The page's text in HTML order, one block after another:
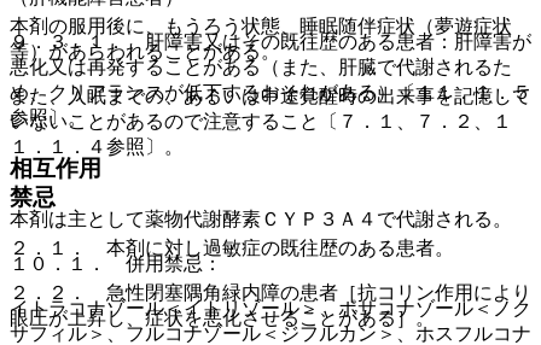
９．３．１． 肝障害又はその既往歴のある患者：肝障害が
悪化又は再発することがある（また、肝臓で代謝されるた
め、クリアランスが低下するおそれがある）〔１１．１．５
参照〕。
相互作用
本剤は主として薬物代謝酵素ＣＹＰ３Ａ４で代謝される。
１０．１． 併用禁忌：
イトラコナゾール＜イトリゾール＞、ポサコナゾール＜ノク
サフィル＞、フルコナゾール＜ジフルカン＞、ホスフルコナ
本剤の服用後に、もうろう状態、睡眠随伴症状（夢遊症状
等）があらわれることがある。
また、入眠までの、あるいは中途覚醒時の出来事を記憶して
いないことがあるので注意すること〔７．１、７．２、１
１．１．４参照〕。
禁忌
２．１． 本剤に対し過敏症の既往歴のある患者。
２．２． 急性閉塞隅角緑内障の患者［抗コリン作用により
眼圧が上昇し、症状を悪化させることがある］。